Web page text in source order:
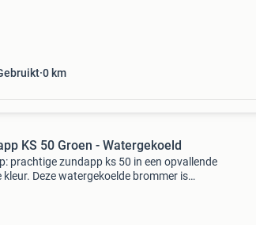
0 km
KS 50 Groen - Watergekoeld
prachtige zundapp ks 50 in een opvallende
kleur. Deze watergekoelde brommer is